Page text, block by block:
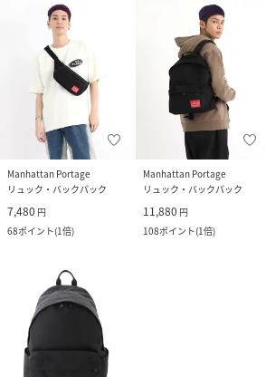
Manhattan Portage
リュック・バックパック
7,480 円
68ポイント(1倍)
Manhattan Portage
リュック・バックパック
11,880 円
108ポイント(1倍)